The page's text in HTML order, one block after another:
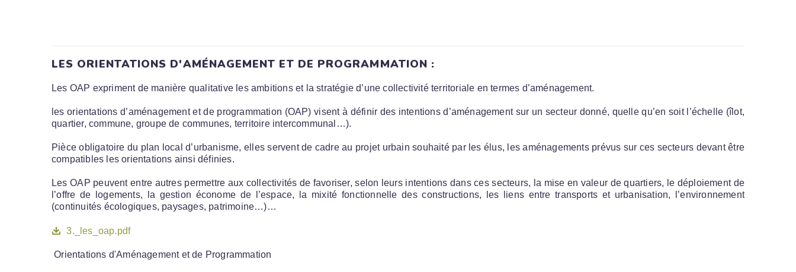
LES ORIENTATIONS D'AMÉNAGEMENT ET DE PROGRAMMATION :
Les OAP expriment de manière qualitative les ambitions et la stratégie d’une collectivité territoriale en termes d’aménagement.
les orientations d’aménagement et de programmation (OAP) visent à définir des intentions d’aménagement sur un secteur donné, quelle qu’en soit l’échelle (îlot,
quartier, commune, groupe de communes, territoire intercommunal…).
Pièce obligatoire du plan local d’urbanisme, elles servent de cadre au projet urbain souhaité par les élus, les aménagements prévus sur ces secteurs devant être
compatibles les orientations ainsi définies.
Les OAP peuvent entre autres permettre aux collectivités de favoriser, selon leurs intentions dans ces secteurs, la mise en valeur de quartiers, le déploiement de
l’offre de logements, la gestion économe de l’espace, la mixité fonctionnelle des constructions, les liens entre transports et urbanisation, l’environnement
(continuités écologiques, paysages, patrimoine…)…
3._les_oap.pdf
Orientations d'Aménagement et de Programmation